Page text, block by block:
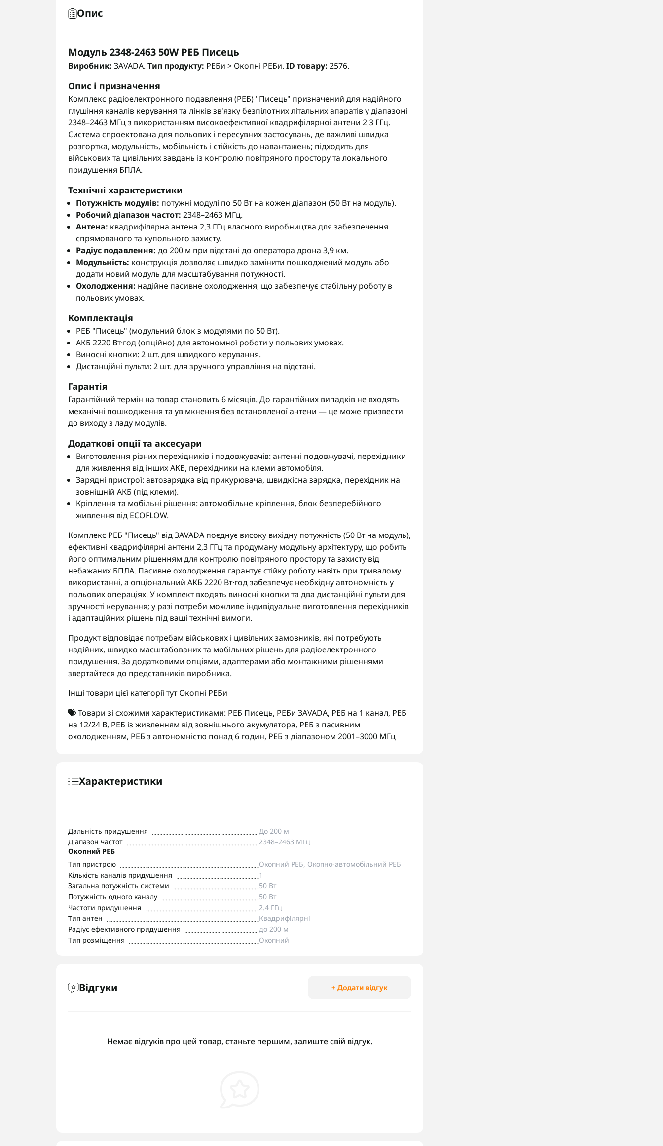
Опис
Модуль 2348-2463 50W РЕБ Писець
Виробник: ЗАVADA. Тип продукту: РЕБи > Окопні РЕБи. ID товару: 2576.
Опис і призначення
Комплекс радіоелектронного подавлення (РЕБ) "Писець" призначений для надійного
глушіння каналів керування та лінків зв'язку безпілотних літальних апаратів у діапазоні
2348–2463 МГц з використанням високоефективної квадрифілярної антени 2,3 ГГц.
Система спроектована для польових і пересувних застосувань, де важливі швидка
розгортка, модульність, мобільність і стійкість до навантажень; підходить для
військових та цивільних завдань із контролю повітряного простору та локального
придушення БПЛА.
Технічні характеристики
Потужність модулів: потужні модулі по 50 Вт на кожен діапазон (50 Вт на модуль).
Робочий діапазон частот: 2348–2463 МГц.
Антена: квадрифілярна антена 2,3 ГГц власного виробництва для забезпечення
спрямованого та купольного захисту.
Радіус подавлення: до 200 м при відстані до оператора дрона 3,9 км.
Модульність: конструкція дозволяє швидко замінити пошкоджений модуль або
додати новий модуль для масштабування потужності.
Охолодження: надійне пасивне охолодження, що забезпечує стабільну роботу в
польових умовах.
Комплектація
РЕБ "Писець" (модульний блок з модулями по 50 Вт).
АКБ 2220 Вт·год (опційно) для автономної роботи у польових умовах.
Виносні кнопки: 2 шт. для швидкого керування.
Дистанційні пульти: 2 шт. для зручного управління на відстані.
Гарантія
Гарантійний термін на товар становить 6 місяців. До гарантійних випадків не входять
механічні пошкодження та увімкнення без встановленої антени — це може призвести
до виходу з ладу модулів.
Додаткові опції та аксесуари
Виготовлення різних перехідників і подовжувачів: антенні подовжувачі, перехідники
для живлення від інших АКБ, перехідники на клеми автомобіля.
Зарядні пристрої: автозарядка від прикурювача, швидкісна зарядка, перехідник на
зовнішній АКБ (під клеми).
Кріплення та мобільні рішення: автомобільне кріплення, блок безперебійного
живлення від ECOFLOW.
Комплекс РЕБ "Писець" від ЗАVADA поєднує високу вихідну потужність (50 Вт на модуль),
ефективні квадрифілярні антени 2,3 ГГц та продуману модульну архітектуру, що робить
його оптимальним рішенням для контролю повітряного простору та захисту від
небажаних БПЛА. Пасивне охолодження гарантує стійку роботу навіть при тривалому
використанні, а опціональний АКБ 2220 Вт·год забезпечує необхідну автономність у
польових операціях. У комплект входять виносні кнопки та два дистанційні пульти для
зручності керування; у разі потреби можливе індивідуальне виготовлення перехідників
і адаптаційних рішень під ваші технічні вимоги.
Продукт відповідає потребам військових і цивільних замовників, які потребують
надійних, швидко масштабованих та мобільних рішень для радіоелектронного
придушення. За додатковими опціями, адаптерами або монтажними рішеннями
звертайтеся до представників виробника.
Інші товари цієї категорії тутОкопні РЕБи
Товари зі схожими характеристиками: РЕБ Писець, РЕБи ЗАVADA, РЕБ на 1 канал, РЕБ
на 12/24 В, РЕБ із живленням від зовнішнього акумулятора, РЕБ з пасивним
охолодженням, РЕБ з автономністю понад 6 годин, РЕБ з діапазоном 2001–3000 МГц
Характеристики
Дальність придушення
До 200 м
Діапазон частот
2348–2463 МГц
Окопний РЕБ
Тип пристрою
Окопний РЕБ, Окопно-автомобільний РЕБ
Кількість каналів придушення
1
Загальна потужність системи
50 Вт
Потужність одного каналу
50 Вт
Частоти придушення
2.4 ГГц
Тип антен
Квадрифілярні
Радіус ефективного придушення
до 200 м
Тип розміщення
Окопний
Відгуки + Додати відгук
Немає відгуків про цей товар, станьте першим, залиште свій відгук.